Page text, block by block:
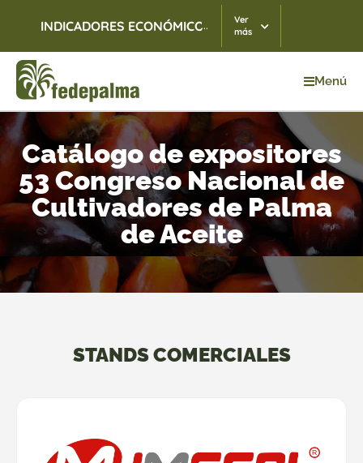
INDICADORES ECONÓMICOS TRM 07/08/2026
...
Ver
más
Menú
Catálogo de expositores
53 Congreso Nacional de
Cultivadores de Palma
de Aceite
STANDS COMERCIALES